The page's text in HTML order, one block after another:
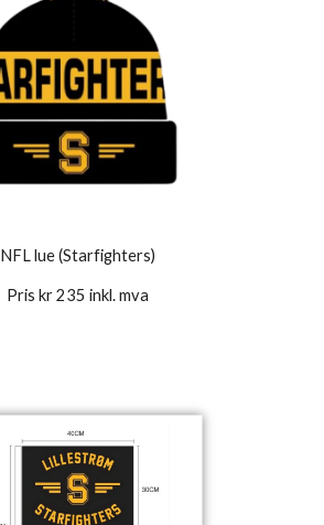
NFL lue (Starfighters)
Pris kr 235 inkl. mva